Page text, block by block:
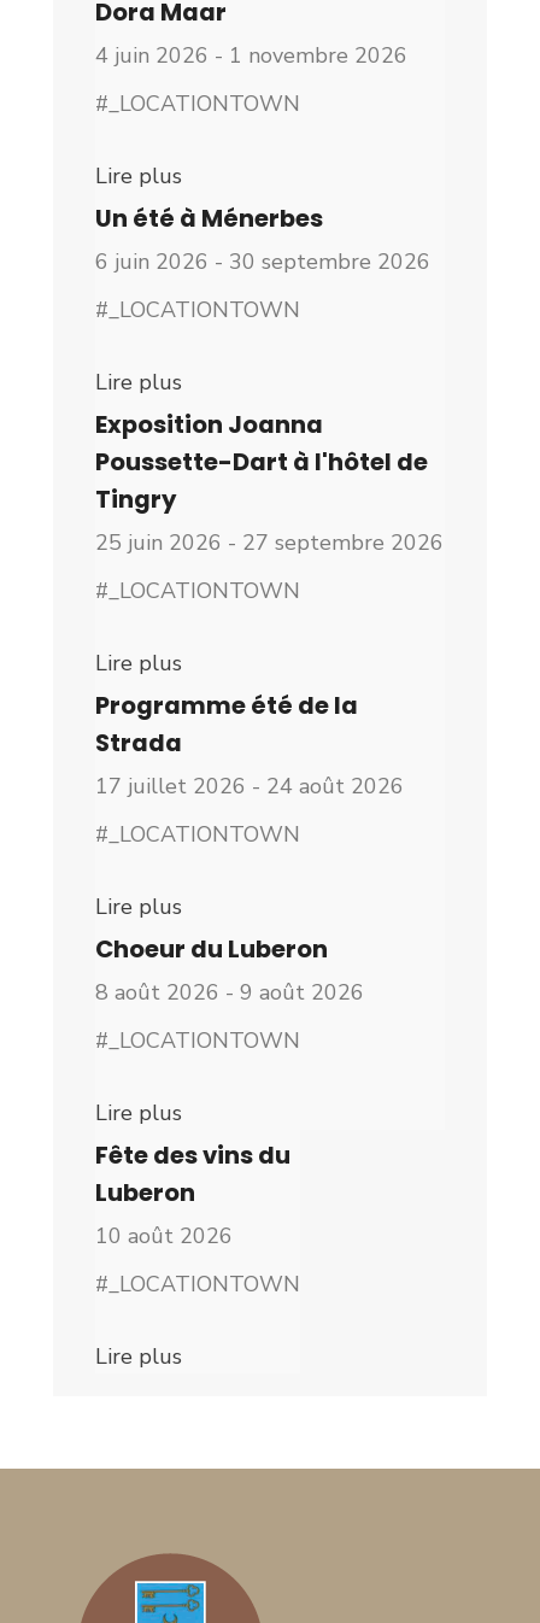
Dora Maar
4 juin 2026 - 1 novembre 2026
#_LOCATIONTOWN
Lire plus
Un été à Ménerbes
6 juin 2026 - 30 septembre 2026
#_LOCATIONTOWN
Lire plus
Exposition Joanna
Poussette-Dart à l'hôtel de
Tingry
25 juin 2026 - 27 septembre 2026
#_LOCATIONTOWN
Lire plus
Programme été de la
Strada
17 juillet 2026 - 24 août 2026
#_LOCATIONTOWN
Lire plus
Choeur du Luberon
8 août 2026 - 9 août 2026
#_LOCATIONTOWN
Lire plus
Fête des vins du
Luberon
10 août 2026
#_LOCATIONTOWN
Lire plus